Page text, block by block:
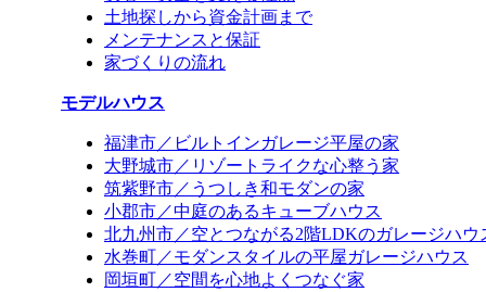
土地探しから資金計画まで
メンテナンスと保証
家づくりの流れ
モデルハウス
福津市／ビルトインガレージ平屋の家
大野城市／リゾートライクな心整う家
筑紫野市／うつしき和モダンの家
小郡市／中庭のあるキューブハウス
北九州市／空とつながる2階LDKのガレージハウ
水巻町／モダンスタイルの平屋ガレージハウス
岡垣町／空間を心地よくつなぐ家